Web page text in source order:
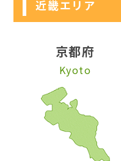
近畿エリア
京都府
Kyoto